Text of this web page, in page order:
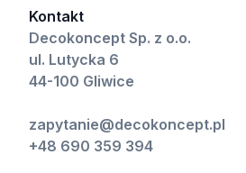
Kontakt
Decokoncept Sp. z o.o.
ul. Lutycka 6
44-100 Gliwice
zapytanie@decokoncept.pl
+48 690 359 394